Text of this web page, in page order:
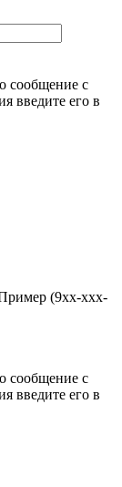
сообщение с
введите его в
(9хх-ххх-
сообщение с
введите его в